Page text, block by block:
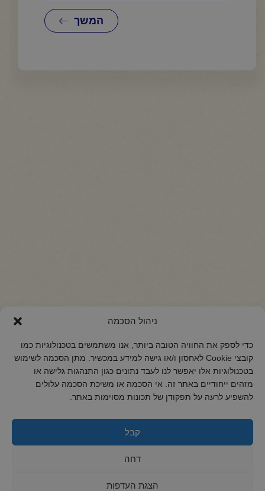
ניהול הסכמה
כדי לספק את החוויה הטובה ביותר, אנו משתמשים בטכנולוגיות כמו
קובצי Cookie לאחסון ו/או גישה למידע במכשיר. מתן הסכמה לשימוש
בטכנולוגיות אלו יאפשר לנו לעבד נתונים כגון התנהגות גלישה או
מזהים ייחודיים באתר זה. אי הסכמה או משיכת הסכמה עלולים
להשפיע לרעה על תפקודן של תכונות מסוימות באתר.
קבל
דחה
הצגת העדפות
המשך